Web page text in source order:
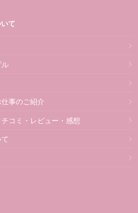
て
ル
事のご紹介
コミ・レビュー・感想